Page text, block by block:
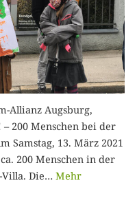
Allianz Augsburg,
200 Menschen bei der
Samstag, 13. März 2021
200 Menschen in der
Villa. Die… Mehr